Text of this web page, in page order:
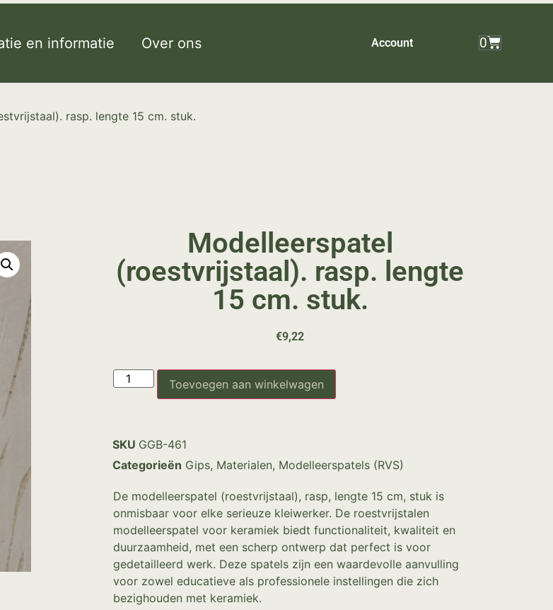
en informatie Over ons Account 0
rasp. lengte 15 cm. stuk.
Modelleerspatel
(roestvrijstaal). rasp. lengte
15 cm. stuk.
€9,22
Toevoegen aan winkelwagen
SKU GGB-461
Categorieën Gips, Materialen, Modelleerspatels (RVS)
De modelleerspatel (roestvrijstaal), rasp, lengte 15 cm, stuk is
onmisbaar voor elke serieuze kleiwerker. De roestvrijstalen
modelleerspatel voor keramiek biedt functionaliteit, kwaliteit en
duurzaamheid, met een scherp ontwerp dat perfect is voor
gedetailleerd werk. Deze spatels zijn een waardevolle aanvulling
voor zowel educatieve als professionele instellingen die zich
bezighouden met keramiek.